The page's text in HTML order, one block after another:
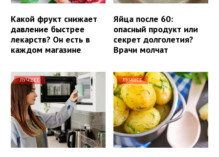
Какой фрукт снижает
давление быстрее
лекарств? Он есть в
каждом магазине
Яйца после 60:
опасный продукт или
секрет долголетия?
Врачи молчат
ЛУЧШЕЕ ЛУЧШЕЕ